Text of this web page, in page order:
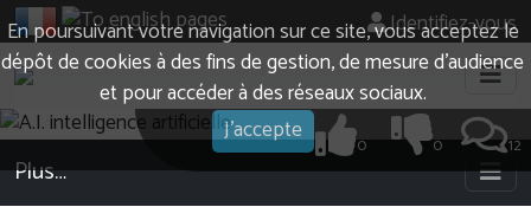
En poursuivant votre navigation sur ce site, vous acceptez le
dépôt de cookies à des fins de gestion, de mesure d’audience
et pour accéder à des réseaux sociaux.
J'accepte
Identifiez-vous
12
0
0
Plus…